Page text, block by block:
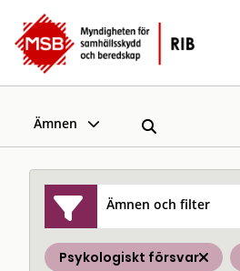
Ämnen
Ämnen och filter
Psykologiskt försvar